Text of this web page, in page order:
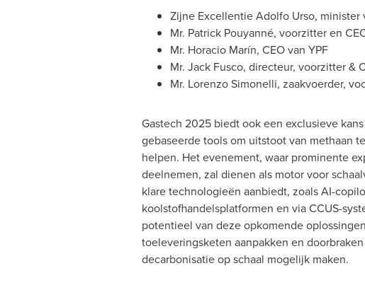
Zijne Excellentie Adolfo Urso,
Mr. Patrick Pouyanné, voorzitter en
Mr. Horacio Marín, CEOvan YPF
Mr. Jack Fusco, directeur, voorzitter &
Mr. Lorenzo Simonelli, zaakvoerder,
Gastech 2025 biedt ook een exclusieve
gebaseerde tools om uitstoot van methaan
helpen. Het evenement, waar prominente
deelnemen, zal dienen als motor voor
klare technologieën aanbiedt, zoals AI-
koolstofhandelsplatformen en via CCUS-
potentieel van deze opkomende
toeleveringsketen aanpakken en
decarbonisatie op schaal mogelijk maken.